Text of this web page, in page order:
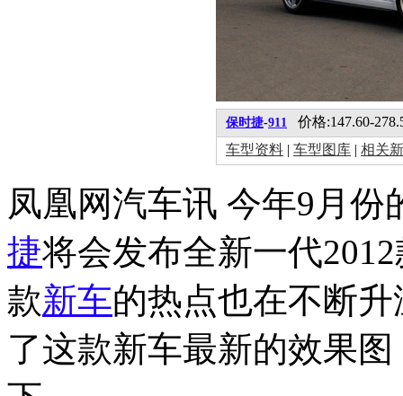
保时捷-911 价格:147.60-
车型资料 | 车型图库 | 相关
凤凰网汽车讯 今年9月份
捷将会发布全新一代
款新车的热点也在不断
了这款新车最新的效果